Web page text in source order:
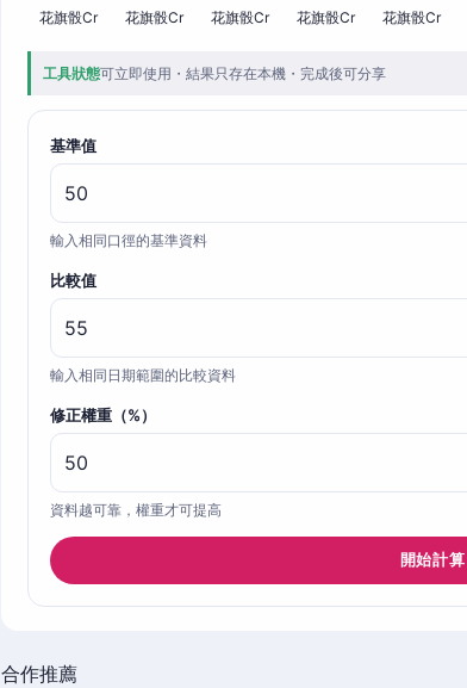
花旗骰Cr 花旗骰Cr 花旗骰Cr 花旗骰Cr 花旗骰Cr
工具狀態可立即使用・結果只存在本機・完成後可分享
基準值
輸入相同口徑的基準資料
比較值
輸入相同日期範圍的比較資料
修正權重（%）
資料越可靠，權重才可提高
開始計算
合作推薦